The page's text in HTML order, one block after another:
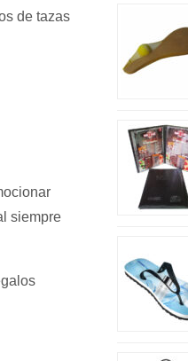
de tazas
siempre